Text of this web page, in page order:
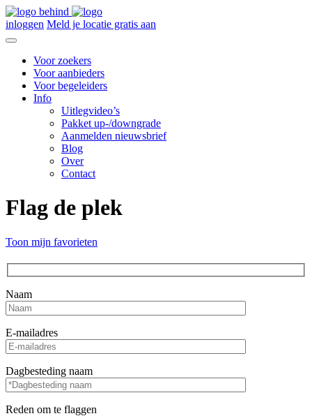
inloggen Meld je locatie gratis aan
Voor zoekers
Voor aanbieders
Voor begeleiders
Info
Uitlegvideo’s
Pakket up-/downgrade
Aanmelden nieuwsbrief
Blog
Over
Contact
Flag de plek
Toon mijn favorieten
Naam
E-mailadres
Dagbesteding naam
Reden om te flaggen